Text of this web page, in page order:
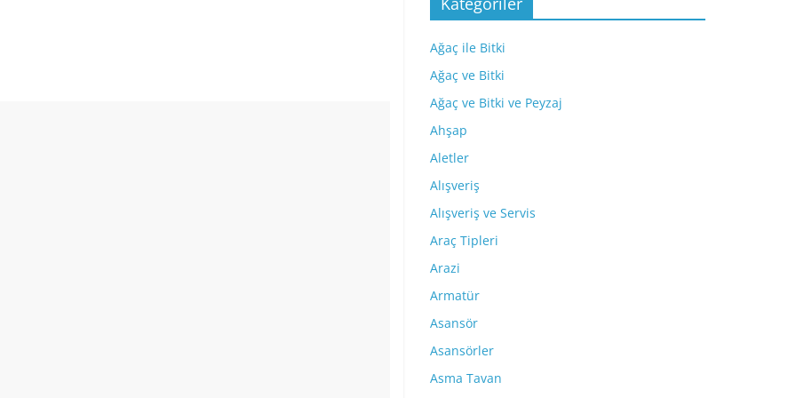
Ağaç ile Bitki
Ağaç ve Bitki
Ağaç ve Bitki ve Peyzaj
Ahşap
Aletler
Alışveriş
Alışveriş ve Servis
Araç Tipleri
Arazi
Armatür
Asansör
Asansörler
Asma Tavan